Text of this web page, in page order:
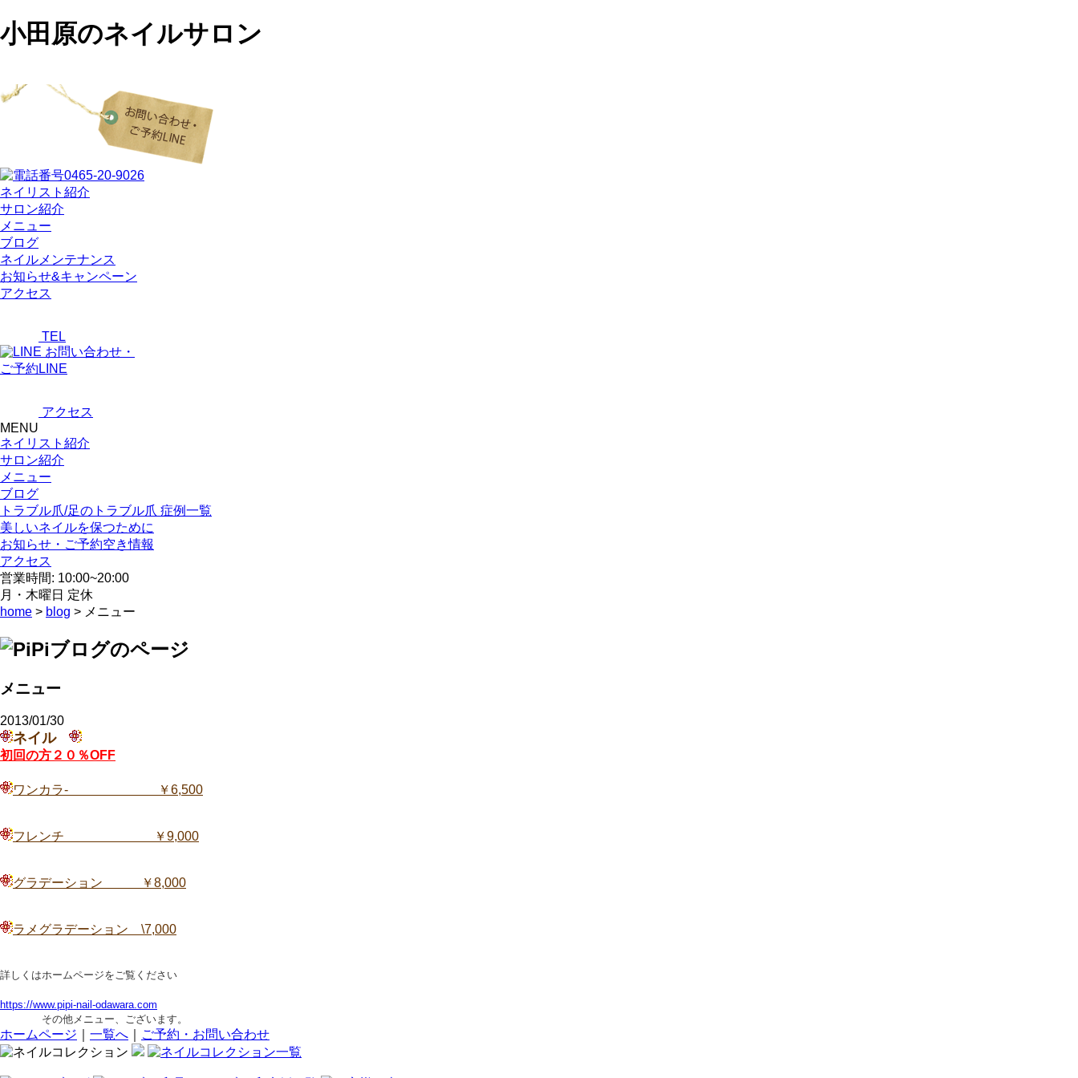
小田原のネイルサロン
ネイリスト紹介
サロン紹介
メニュー
ブログ
ネイルメンテナンス
お知らせ&キャンペーン
アクセス
TEL
お問い合わせ・
ご予約LINE
アクセス
MENU
ネイリスト紹介
サロン紹介
メニュー
ブログ
トラブル爪/足のトラブル爪 症例一覧
美しいネイルを保つために
お知らせ・ご予約空き情報
アクセス
営業時間: 10:00~20:00
月・木曜日 定休
home > blog > メニュー
メニュー
2013/01/30
ネイル
初回の方２０％OFF
ワンカラ- ￥6,500
フレンチ ￥9,000
グラデーション ￥8,000
ラメグラデーション \7,000
詳しくはホームページをご覧ください
https://www.pipi-nail-odawara.com
その他メニュー、ございます。
ホームページ 一覧へ ご予約・お問い合わせ